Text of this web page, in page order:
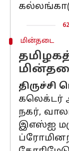
மின்தடை
திருச்சி
கலெக்டர்
நகர்,
இஎஸ்ஐ